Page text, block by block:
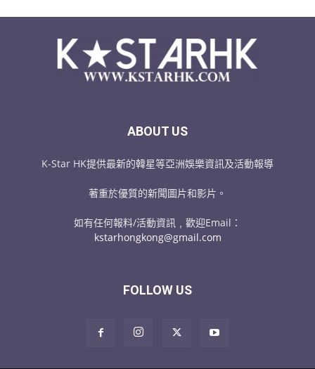
ABOUT US
K-Star HK提供最新的韓星等亞洲娛樂資訊及活動報導
著重於優質的新聞圖片和影片。
如有任何報料/活動資訊﹐歡迎Email：
kstarhongkong@gmail.com
FOLLOW US